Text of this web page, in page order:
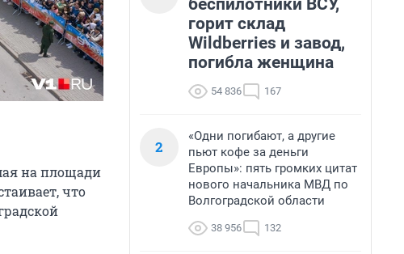
на площади
что
беспилотники ВСУ,
горит склад
Wildberries и завод,
погибла женщина
54 836 167
2
«Одни погибают, а другие
пьют кофе за деньги
Европы»: пять громких цитат
нового начальника МВД по
Волгоградской области
38 956 132